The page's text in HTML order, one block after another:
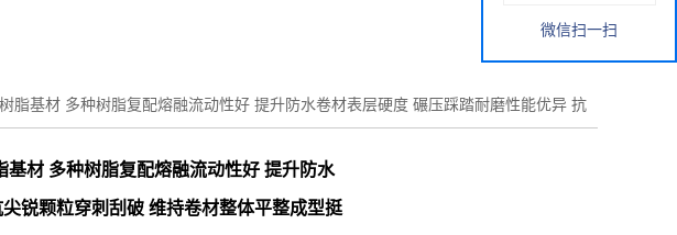
脂基材 多种树脂复配熔融流动性好 提升防水卷材表层硬度 碾压踩踏耐磨性能优异 抗
基材 多种树脂复配熔融流动性好 提升防水
锐颗粒穿刺刮破 维持卷材整体平整成型挺
微信扫一扫